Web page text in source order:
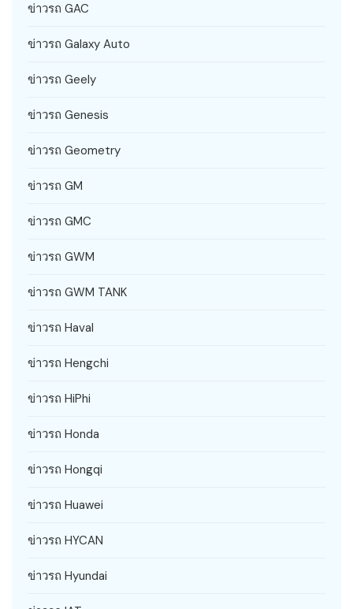
ข่าวรถ GAC
ข่าวรถ Galaxy Auto
ข่าวรถ Geely
ข่าวรถ Genesis
ข่าวรถ Geometry
ข่าวรถ GM
ข่าวรถ GMC
ข่าวรถ GWM
ข่าวรถ GWM TANK
ข่าวรถ Haval
ข่าวรถ Hengchi
ข่าวรถ HiPhi
ข่าวรถ Honda
ข่าวรถ Hongqi
ข่าวรถ Huawei
ข่าวรถ HYCAN
ข่าวรถ Hyundai